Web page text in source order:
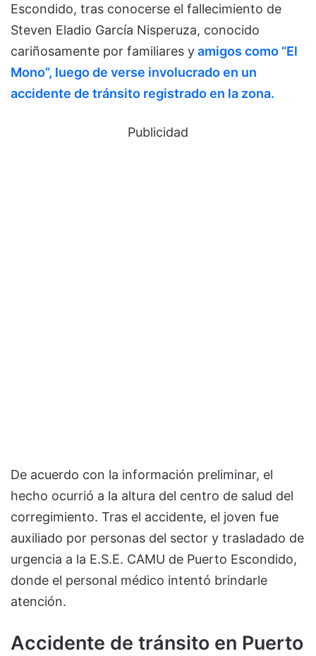
Escondido, tras conocerse el fallecimiento de
Steven Eladio García Nisperuza, conocido
cariñosamente por familiares yamigos como “El
Mono”, luego de verse involucrado en un
accidente de tránsito registrado en la zona.
Publicidad
De acuerdo con la información preliminar, el
hecho ocurrió a la altura del centro de salud del
corregimiento. Tras el accidente, el joven fue
auxiliado por personas del sector y trasladado de
urgencia a la E.S.E. CAMU de Puerto Escondido,
donde el personal médico intentó brindarle
atención.
Accidente de tránsito en Puerto